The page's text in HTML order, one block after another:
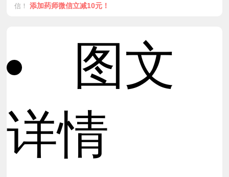
信！添加药师微信立减10元！
图文
详情